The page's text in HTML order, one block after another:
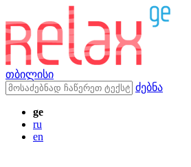
თბილისი
ძებნა
ge
ru
en